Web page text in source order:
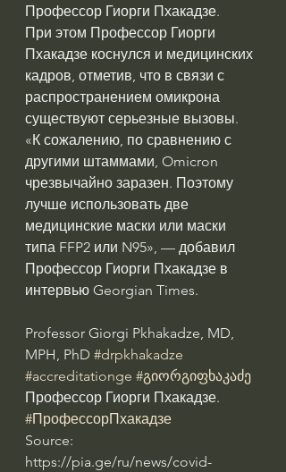
Профессор Гиорги Пхакадзе.
При этом Профессор Гиорги
Пхакадзе коснулся и медицинских
кадров, отметив, что в связи с
распространением омикрона
существуют серьезные вызовы.
«К сожалению, по сравнению с
другими штаммами, Omicron
чрезвычайно заразен. Поэтому
лучше использовать две
медицинские маски или маски
типа FFP2 или N95», — добавил
Профессор Гиорги Пхакадзе в
интервью Georgian Times.
Professor Giorgi Pkhakadze, MD,
MPH, PhD #drpkhakadze
#accreditationge #გიორგიფხაკაძე
Профессор Гиорги Пхакадзе.
#ПрофессорПхакадзе
Source:
https://pia.ge/ru/news/covid-